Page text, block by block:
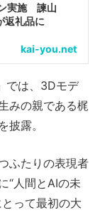
実施 諫山
返礼品に
kai-you.net
では、3Dモデ
みの親である梶
披露。
ふたりの表現者
“人間とAIの未
って最初の大